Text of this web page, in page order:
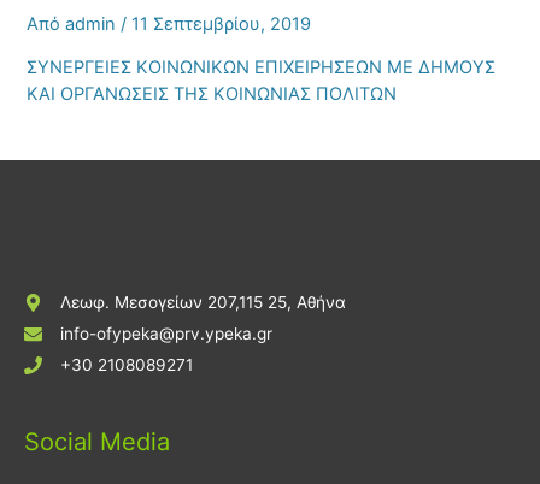
Απόadmin/11 Σεπτεμβρίου, 2019
ΣΥΝΕΡΓΕΙΕΣ ΚΟΙΝΩΝΙΚΩΝ ΕΠΙΧΕΙΡΗΣΕΩΝ ΜΕ ΔΗΜΟΥΣ
ΚΑΙ ΟΡΓΑΝΩΣΕΙΣ ΤΗΣ ΚΟΙΝΩΝΙΑΣ ΠΟΛΙΤΩΝ
Λεωφ. Μεσογείων 207,115 25, Αθήνα
info-ofypeka@prv.ypeka.gr
+30 2108089271
Social Media